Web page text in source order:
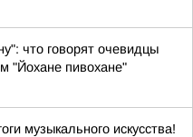
что говорят очевидцы
"Йохане пивохане"
музыкального искусства!